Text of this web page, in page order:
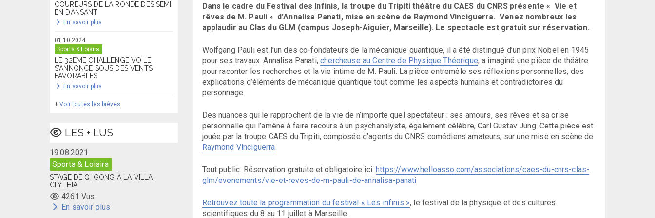
Dans le cadre du Festival des Infinis, la troupe du Tripiti théâtre du CAES du CNRS présente « Vie et
rêves de M. Pauli » d’Annalisa Panati, mise en scène de Raymond Vinciguerra. Venez nombreux les
applaudir au Clas du GLM (campus Joseph-Aiguier, Marseille). Le spectacle est gratuit sur réservation.
Wolfgang Pauli est l’un des co-fondateurs de la mécanique quantique, il a été distingué d’un prix Nobel en 1945
pour ses travaux. Annalisa Panati,chercheuse au Centre de Physique Théorique, a imaginé une pièce de théâtre
pour raconter les recherches et la vie intime de M. Pauli. La pièce entremêle ses réflexions personnelles, des
explications d’éléments de mécanique quantique tout comme les aspects humains et contradictoires du
personnage.
Des nuances qui le rapprochent de la vie de n’importe quel spectateur : ses amours, ses rêves et sa crise
personnelle qui l’amène à faire recours à un psychanalyste, également célèbre, Carl Gustav Jung. Cette pièce est
jouée par la troupe CAES du Tripiti, composée d’agents du CNRS comédiens amateurs, sur une mise en scène de
Raymond Vinciguerra.
Tout public. Réservation gratuite et obligatoire ici: https://www.helloasso.com/associations/caes-du-cnrs-clas-
glm/evenements/vie-et-reves-de-m-pauli-de-annalisa-panati
Retrouvez toute la programmation du festival « Les infinis », le festival de la physique et des cultures
scientifiques du 8 au 11 juillet à Marseille.
COUREURS DE LA RONDE DES SEMI
EN DANSANT
En savoir plus
01.10.2024
Sports & Loisirs
LE 32ÈME CHALLENGE VOILE
S’ANNONCE SOUS DES VENTS
FAVORABLES
En savoir plus
+Voir toutes les brèves
LES + LUS
19.08.2021
Sports & Loisirs
STAGE DE QI GONG À LA VILLA
CLYTHIA
4261 Vus
En savoir plus